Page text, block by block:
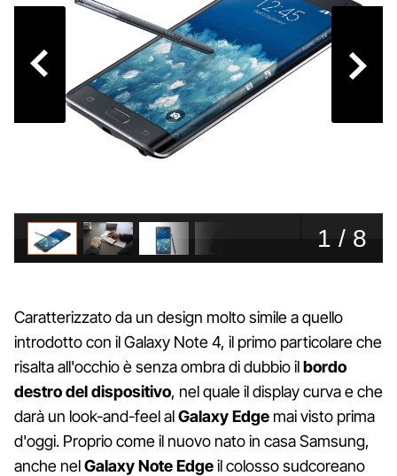
Caratterizzato da un design molto simile a quello
introdotto con il Galaxy Note 4, il primo particolare che
risalta all'occhio è senza ombra di dubbio ilbordo
destro del dispositivo, nel quale il display curva e che
darà un look-and-feel alGalaxy Edge mai visto prima
d'oggi. Proprio come il nuovo nato in casa Samsung,
anche nelGalaxy Note Edgeil colosso sudcoreano